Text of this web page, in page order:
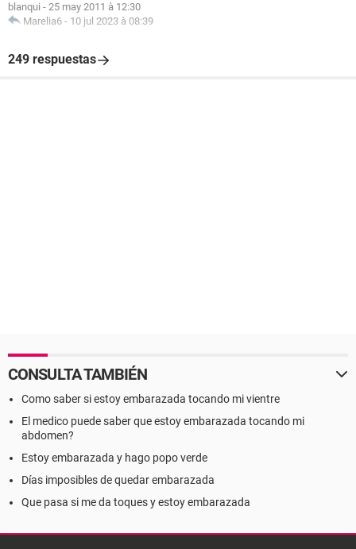
blanqui - 25 may 2011 à 12:30
Marelia6 - 10 jul 2023 à 08:39
249 respuestas
CONSULTA TAMBIÉN
Como saber si estoy embarazada tocando mi vientre
El medico puede saber que estoy embarazada tocando mi
abdomen?
Estoy embarazada y hago popo verde
Días imposibles de quedar embarazada
Que pasa si me da toques y estoy embarazada